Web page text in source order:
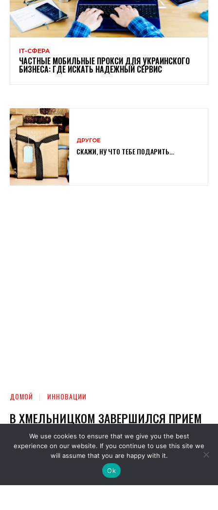
ІТ-СФЕРА
ЧАСТНЫЕ МОБИЛЬНЫЕ ПРОКСИ ДЛЯ УКРАИНСКОГО
БИЗНЕСА: ГДЕ ИСКАТЬ НАДЕЖНЫЙ СЕРВИС
ДРУГОЕ
СКАЖИ, НУ ЧТО ТЕБЕ ПОДАРИТЬ…
We use cookies to ensure that we give you the best
experience on our website. If you continue to use this site we
will assume that you are happy with it.
Ok